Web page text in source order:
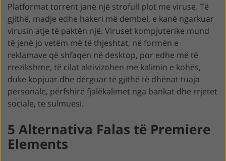
Platformat torrent janë një strofull plot me viruse. Të
gjithë, madje edhe hakeri më dembel, e kanë ngarkuar
virusin atje të paktën një. Viruset kompjuterike mund
të jenë jo vetëm më të thjeshtat, në formën e
reklamave që shfaqen në desktop, por edhe më të
rrezikshme, të cilat aktivizohen me kalimin e kohës,
duke kopjuar dhe dërguar të gjithë të dhënat tuaja
personale, përfshirë fjalëkalimet nga bankat dhe rrjetet
sociale, te sulmuesi.
5 Alternativa Falas të Premiere
Elements